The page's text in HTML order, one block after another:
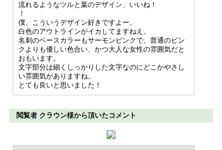
流れるようなツルと葉のデザイン、いいね！
！
僕、こういうデザイン好きですよー。
白色のアウトラインがイカしてますねえ。
名刺のベースカラーもサーモンピンクで、普通のピン
クよりも優しい色合い、かつ大人な女性の雰囲気だと
おもいます。
文字部分は細くしっかりした文字なのにどこかやさし
い雰囲気がありますね。
とても良いと思いました！
閲覧者 クラウン様から頂いたコメント